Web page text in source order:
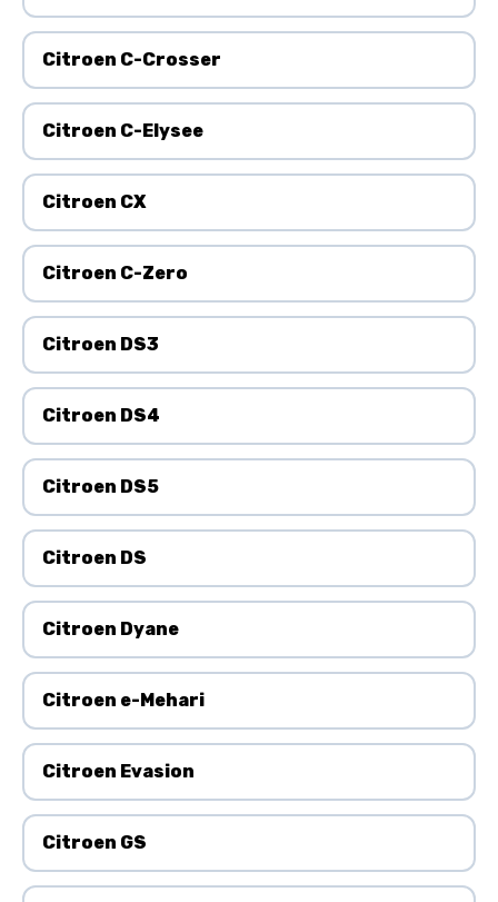
Citroen C-Crosser
Citroen C-Elysee
Citroen CX
Citroen C-Zero
Citroen DS3
Citroen DS4
Citroen DS5
Citroen DS
Citroen Dyane
Citroen e-Mehari
Citroen Evasion
Citroen GS